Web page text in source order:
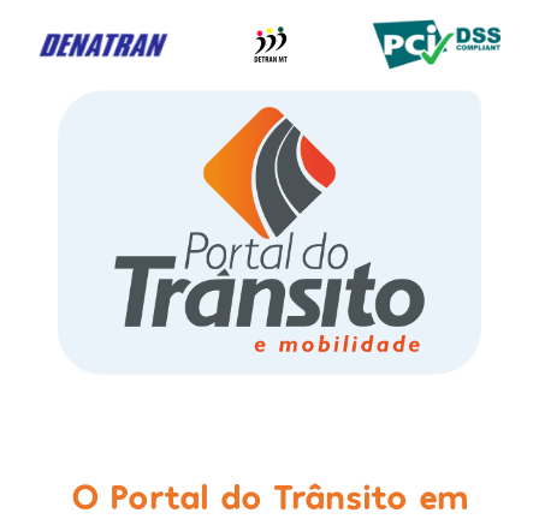
O Portal do Trânsito em